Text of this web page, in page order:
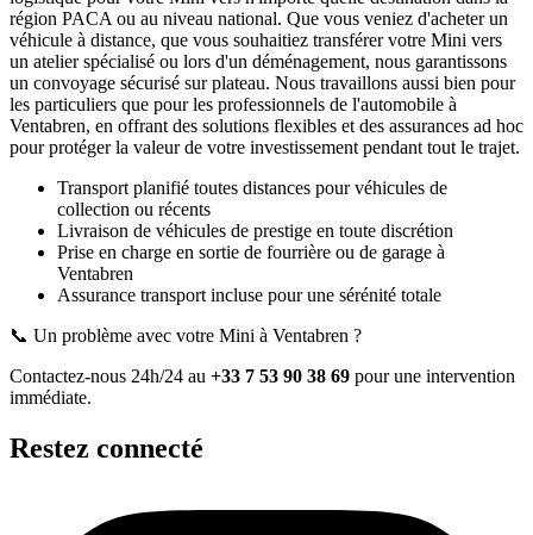
région PACA ou au niveau national. Que vous veniez d'acheter un
véhicule à distance, que vous souhaitiez transférer votre Mini vers
un atelier spécialisé ou lors d'un déménagement, nous garantissons
un convoyage sécurisé sur plateau. Nous travaillons aussi bien pour
les particuliers que pour les professionnels de l'automobile à
Ventabren, en offrant des solutions flexibles et des assurances ad hoc
pour protéger la valeur de votre investissement pendant tout le trajet.
Transport planifié toutes distances pour véhicules de
collection ou récents
Livraison de véhicules de prestige en toute discrétion
Prise en charge en sortie de fourrière ou de garage à
Ventabren
Assurance transport incluse pour une sérénité totale
📞 Un problème avec votre Mini à Ventabren ?
Contactez-nous 24h/24 au +33 7 53 90 38 69 pour une intervention
immédiate.
Restez connecté